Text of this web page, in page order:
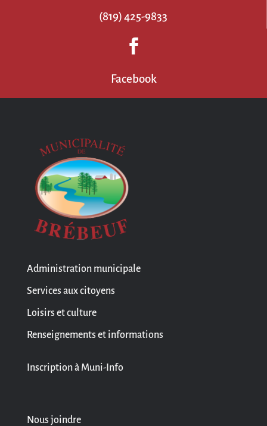
(819) 425-9833

Facebook
Administration municipale
Services aux citoyens
Loisirs et culture
Renseignements et informations
Inscription à Muni-Info
Nous joindre